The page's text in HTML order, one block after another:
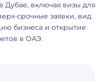
включая визы для
срочные заявки, вид
бизнеса и открытие
в ОАЭ.